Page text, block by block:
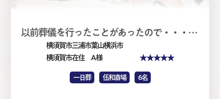
以前葬儀を行ったことがあったので・・・・家族葬1日（仏式）
横須賀市三浦市葉山横浜市
横須賀市在住 A 様
★★★★★
一日葬 伍和斎場 6名